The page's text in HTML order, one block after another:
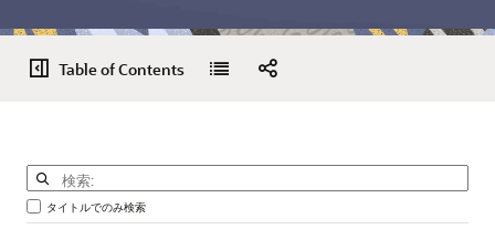
Table of Contents
タイトルでのみ検索